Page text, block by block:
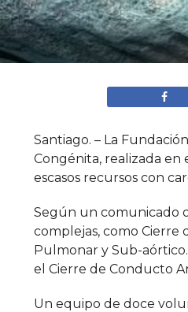
Santiago. – La
Congénita, realizada en
escasos recursos con
Según un comunicado
complejas, como Cierre
Pulmonar y Sub-
el Cierre de Conducto
Un equipo de doce